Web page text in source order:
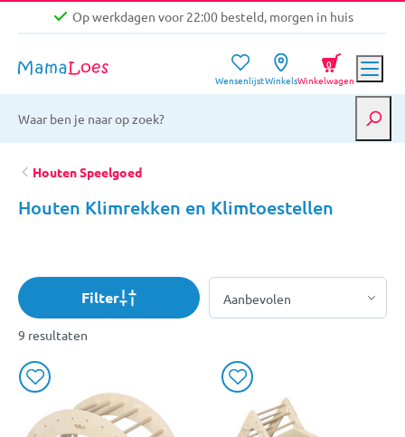
Op werkdagen voor 22:00 besteld, morgen in huis
Gratis verzending vanaf €39,-
Op werkdagen voor 22:00 besteld, morgen in huis
WensenlijstWinkelsWinkelwagen
0
Houten Speelgoed
Houten Klimrekken en Klimtoestellen
Filter
9 resultaten